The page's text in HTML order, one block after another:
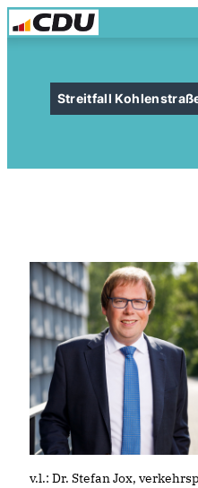
Streitfall
v.l.: Dr. Stefan Jox,